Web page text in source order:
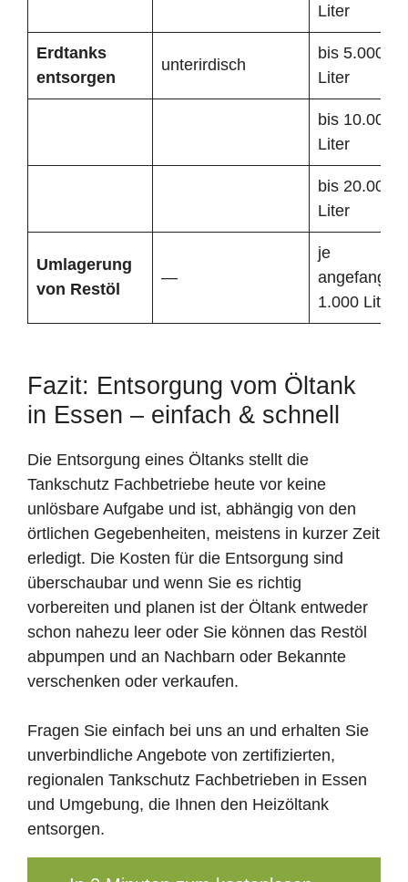
Liter
Erdtanks
entsorgen
unterirdisch
bis 5.000
Liter
bis 10.000
Liter
bis 20.000
Liter
Umlagerung
von Restöl
—
je
1.000 Liter
Fazit: Entsorgung vom Öltank
in Essen – einfach & schnell
Die Entsorgung eines Öltanks stellt die
Tankschutz Fachbetriebe heute vor keine
unlösbare Aufgabe und ist, abhängig von den
örtlichen Gegebenheiten, meistens in kurzer Zeit
erledigt. Die Kosten für die Entsorgung sind
überschaubar und wenn Sie es richtig
vorbereiten und planen ist der Öltank entweder
schon nahezu leer oder Sie können das Restöl
abpumpen und an Nachbarn oder Bekannte
verschenken oder verkaufen.
Fragen Sie einfach bei uns an und erhalten Sie
unverbindliche Angebote von zertifizierten,
regionalen Tankschutz Fachbetrieben in Essen
und Umgebung, die Ihnen den Heizöltank
entsorgen.